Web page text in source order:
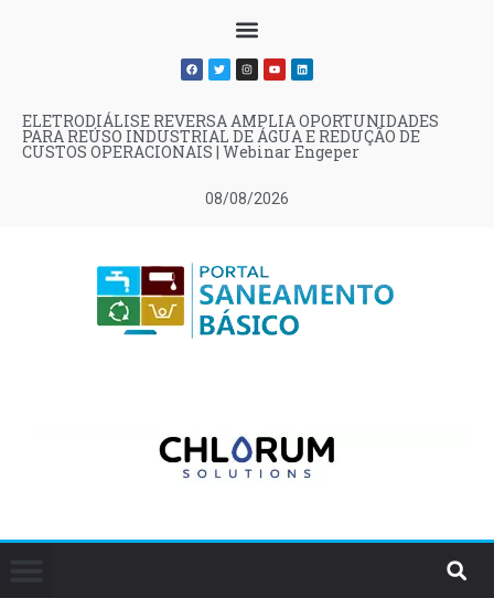
08/08/2026
ELETRODIÁLISE REVERSA AMPLIA OPORTUNIDADES
PARA REÚSO INDUSTRIAL DE ÁGUA E REDUÇÃO DE
CUSTOS OPERACIONAIS | Webinar Engeper